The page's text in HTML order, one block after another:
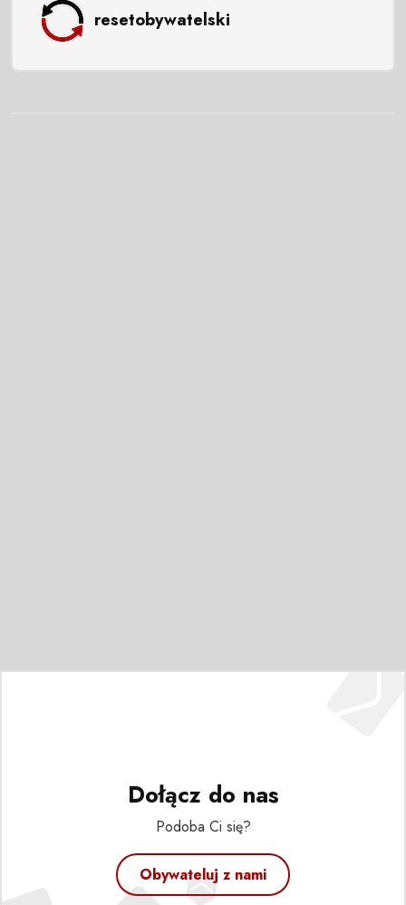
resetobywatelski
Dołącz do nas
Podoba Ci się?
Obywateluj z nami